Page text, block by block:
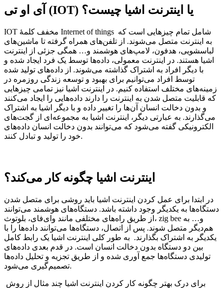
آی او تی (IOT) یا اینترنت اشیا چیست؟
IOT مخفف کلمۀ Internet of things شامل تمام چیزهایی است که
به اینترنت متصل می‌شوند. از تلفن‌های همراه گرفته تا ماشین‌های
لباسشویی، هدفون، لامپ‌های هوشمند و… همگی جزئی از اینترنت
اشیا هستند. در اینترنت معمولی، داده‌ها توسط یک فرد ایجاد شده و
با دیگر افراد به اشتراک گذاشته می‌شوند. از داده‌های تولید شده
توسط افراد می‌توانیم برای بهبود و توسعه زندگی روزمره در
زمینه‌های مختلف استفاده کنیم. در اینترنت اشیا نیز تمامی چیزهایی
که قابلیت متصل شدن به اینترنت را دارند داده‌هایی را ایجاد می‌کنند
و بدون دخالت انسان آن‌ها را تغییر داده و با دیگر اشیا به اشتراک
می‌گذارند. به عبارتی دیگر، اینترنت اشیا به مجموعه‌ای از گجت‌های
الکترونیکی گفته می‌شود که می‌توانند بدون دخالت انسان داده‌های
خود را تولید و تبادل کنند.
اینترنت اشیا چگونه کار می‌کند؟
در ابتدا برای عمل کردن اینترنت اشیا باید روشی برای متصل شدن
دستگاه‌ها به یکدیگر وجود داشته باشد. دستگاه‌های هوشمند می‌توانند
از طریق راه‌های مختلفی مانند وای‌فای، بلوتوث، zig bee و… به
هم‌دیگر متصل شوند. پس از اتصال، دستگاه‌ها می‌توانند داده‌ها را با
یکدیگر به اشتراک بگذارند. به طور کلی اینترنت اشیا یک رابط کامل
بین دو دستگاه بدون دخالت انسان است. در قدم بعدی داده‌های
تولیدی دستگاه‌ها جمع آوری شده و از طریق تجزیه و تحلیل داده‌ها
تصمیم‌گیری می‌شود.